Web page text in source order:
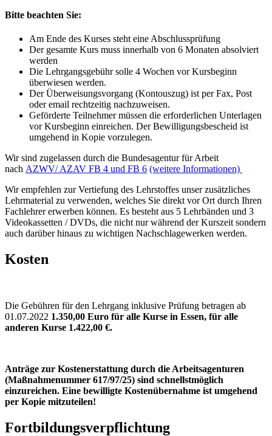
Bitte beachten Sie:
Am Ende des Kurses steht eine Abschlussprüfung
Der gesamte Kurs muss innerhalb von 6 Monaten absolviert
werden
Die Lehrgangsgebühr solle 4 Wochen vor Kursbeginn
überwiesen werden.
Der Überweisungsvorgang (Kontouszug) ist per Fax, Post
oder email rechtzeitig nachzuweisen.
Geförderte Teilnehmer müssen die erforderlichen Unterlagen
vor Kursbeginn einreichen. Der Bewilligungsbescheid ist
umgehend in Kopie vorzulegen.
Wir sind zugelassen durch die Bundesagentur für Arbeit
nach AZWV/ AZAV FB 4 und FB 6 (weitere Informationen)
Wir empfehlen zur Vertiefung des Lehrstoffes unser zusätzliches
Lehrmaterial zu verwenden, welches Sie direkt vor Ort durch Ihren
Fachlehrer erwerben können. Es besteht aus 5 Lehrbänden und 3
Videokassetten / DVDs, die nicht nur während der Kurszeit sondern
auch darüber hinaus zu wichtigen Nachschlagewerken werden.
Kosten
Die Gebühren für den Lehrgang inklusive Prüfung betragen ab
01.07.2022 1.350,00 Euro für alle Kurse in Essen, für alle
anderen Kurse 1.422,00 €.
Anträge zur Kostenerstattung durch die Arbeitsagenturen
(Maßnahmenummer 617/97/25) sind schnellstmöglich
einzureichen. Eine bewilligte Kostenübernahme ist umgehend
per Kopie mitzuteilen!
Fortbildungsverpflichtung